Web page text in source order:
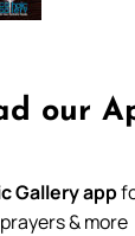
our
Gallery app
& more